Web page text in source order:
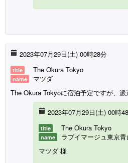
2023年07月29日(土) 00時28分
title The Okura Tokyo
name
マツダ
The Okura Tokyoに宿泊予定ですが、
2023年07月29日(土) 00時
title The Okura Tokyo
name
ラブイマージュ東京青
マツダ 様